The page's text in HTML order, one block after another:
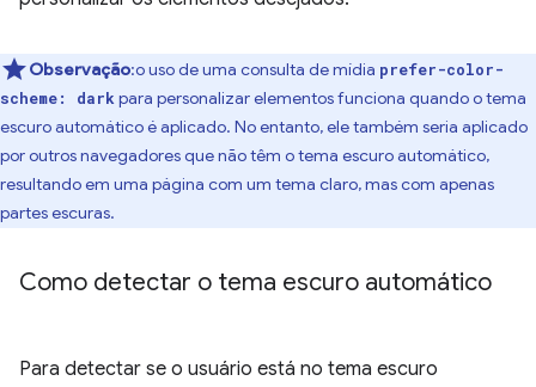
Observação:o uso de uma consulta de mídia prefer-color-
scheme: dark para personalizar elementos funciona quando o tema
escuro automático é aplicado. No entanto, ele também seria aplicado
por outros navegadores que não têm o tema escuro automático,
resultando em uma página com um tema claro, mas com apenas
partes escuras.
Como detectar o tema escuro automático
Para detectar se o usuário está no tema escuro